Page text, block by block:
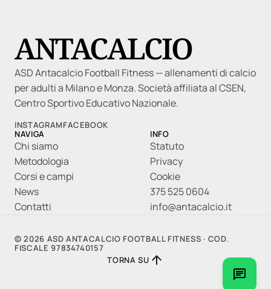
ANTACALCIO
ASD Antacalcio Football Fitness — allenamenti di calcio
per adulti a Milano e Monza. Società affiliata al CSEN,
Centro Sportivo Educativo Nazionale.
INSTAGRAMFACEBOOK
NAVIGA
Chi siamo
Metodologia
Corsi e campi
News
Contatti
INFO
Statuto
Privacy
Cookie
375 525 0604
info@antacalcio.it
© 2026 ASD ANTACALCIO FOOTBALL FITNESS · COD.
FISCALE 97834740157
TORNA SU 
